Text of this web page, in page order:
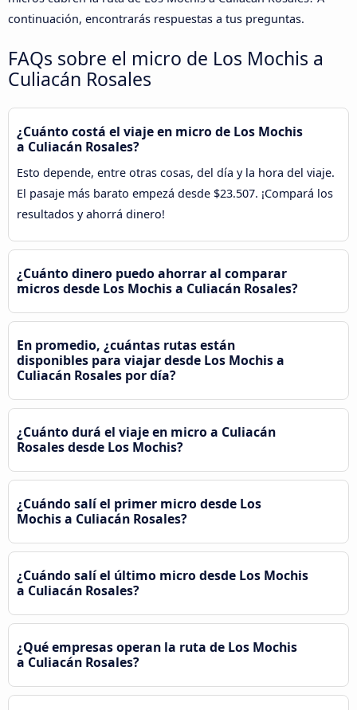
continuación, encontrarás respuestas a tus preguntas.
FAQs sobre el micro de Los Mochis a
Culiacán Rosales
¿Cuánto costá el viaje en micro de Los Mochis
a Culiacán Rosales?
Esto depende, entre otras cosas, del día y la hora del viaje.
El pasaje más barato empezá desde $23.507. ¡Compará los
resultados y ahorrá dinero!
¿Cuánto dinero puedo ahorrar al comparar
micros desde Los Mochis a Culiacán Rosales?
En promedio, ¿cuántas rutas están
disponibles para viajar desde Los Mochis a
Culiacán Rosales por día?
¿Cuánto durá el viaje en micro a Culiacán
Rosales desde Los Mochis?
¿Cuándo salí el primer micro desde Los
Mochis a Culiacán Rosales?
¿Cuándo salí el último micro desde Los Mochis
a Culiacán Rosales?
¿Qué empresas operan la ruta de Los Mochis
a Culiacán Rosales?